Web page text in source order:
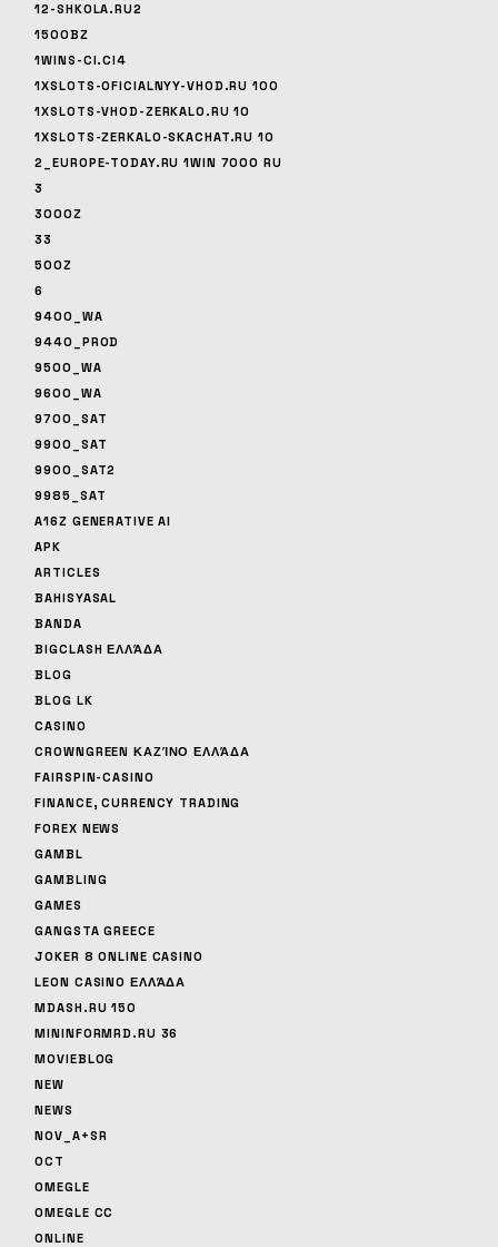
12-SHKOLA.RU2
1500BZ
1WINS-CI.CI4
1XSLOTS-OFICIALNYY-VHOD.RU 100
1XSLOTS-VHOD-ZERKALO.RU 10
1XSLOTS-ZERKALO-SKACHAT.RU 10
2_EUROPE-TODAY.RU 1WIN 7000 RU
3
3000Z
33
500Z
6
9400_WA
9440_PROD
9500_WA
9600_WA
9700_SAT
9900_SAT
9900_SAT2
9985_SAT
A16Z GENERATIVE AI
APK
ARTICLES
BAHISYASAL
BANDA
BIGCLASH ΕΛΛΆΔΑ
BLOG
BLOG LK
CASINO
CROWNGREEN ΚΑΖΊΝΟ ΕΛΛΆΔΑ
FAIRSPIN-CASINO
FINANCE, CURRENCY TRADING
FOREX NEWS
GAMBL
GAMBLING
GAMES
GANGSTA GREECE
JOKER 8 ONLINE CASINO
LEON CASINO ΕΛΛΆΔΑ
MDASH.RU 150
MININFORMRD.RU 36
MOVIEBLOG
NEW
NEWS
NOV_A+SR
OCT
OMEGLE
OMEGLE CC
ONLINE